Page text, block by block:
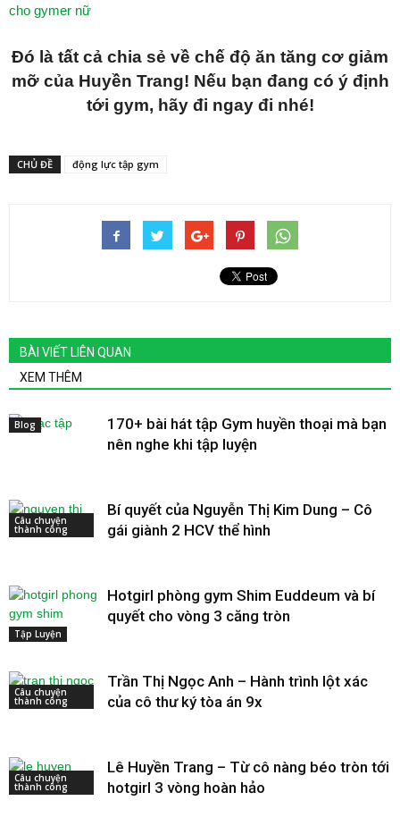
cho gymer nữ
Đó là tất cả chia sẻ về chế độ ăn tăng cơ giảm
mỡ của Huyền Trang! Nếu bạn đang có ý định
tới gym, hãy đi ngay đi nhé!
CHỦ ĐỀ động lực tập gym
BÀI VIẾT LIÊN QUAN
XEM THÊM
Blog
170+ bài hát tập Gym huyền thoại mà bạn
nên nghe khi tập luyện
Câu chuyện
thành công
Bí quyết của Nguyễn Thị Kim Dung – Cô
gái giành 2 HCV thể hình
Tập Luyện
Hotgirl phòng gym Shim Euddeum và bí
quyết cho vòng 3 căng tròn
Câu chuyện
thành công
Trần Thị Ngọc Anh – Hành trình lột xác
của cô thư ký tòa án 9x
Câu chuyện
thành công
Lê Huyền Trang – Từ cô nàng béo tròn tới
hotgirl 3 vòng hoàn hảo